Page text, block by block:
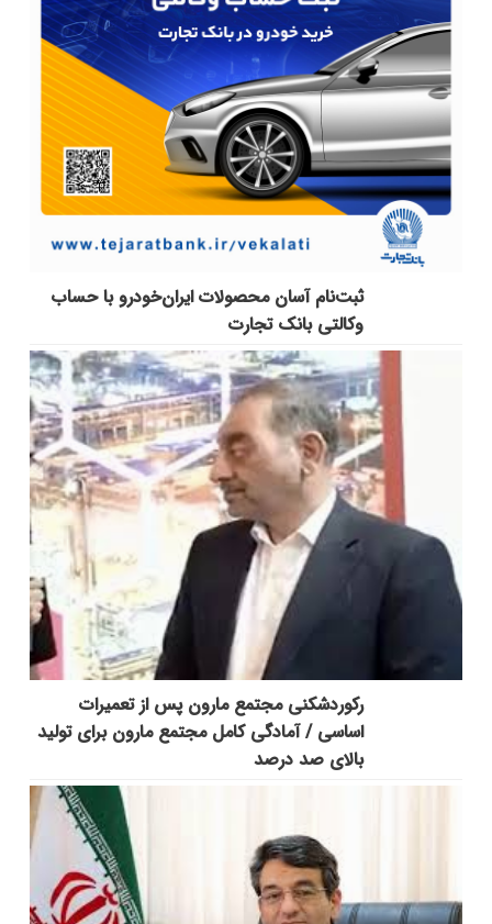
ثبت‌نام آسان محصولات ایران‌خودرو با حساب
وکالتی بانک تجارت
رکوردشکنی مجتمع مارون پس از تعمیرات
اساسی / آمادگی کامل مجتمع مارون برای تولید
بالای صد درصد